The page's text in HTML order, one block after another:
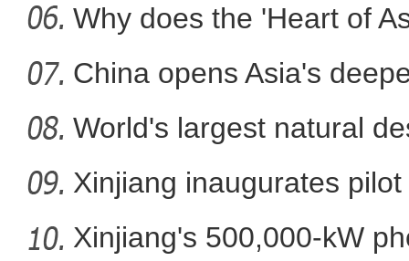
Why does the 'Heart of
China opens Asia's
World's largest natural
Xinjiang inaugurates
Xinjiang's 500,000-kW